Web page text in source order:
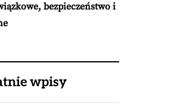
bezpieczeństwo i
wpisy